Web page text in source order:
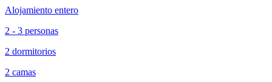
Alojamiento entero
2 - 3 personas
2 dormitorios
2 camas